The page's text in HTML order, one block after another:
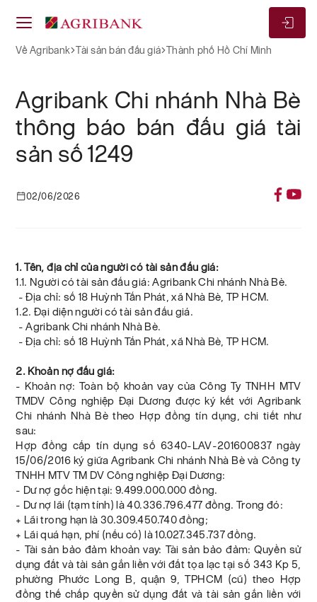
Về Agribank Tài sản bán đấu giá Thành phố Hồ Chí Minh
Agribank Chi nhánh Nhà Bè
thông báo bán đấu giá tài
sản số 1249
02/06/2026
1. Tên, địa chỉ của người có tài sản đấu giá:
1.1. Người có tài sản đấu giá: Agribank Chi nhánh Nhà Bè.
- Địa chỉ: số 18 Huỳnh Tấn Phát, xã Nhà Bè, TP HCM.
1.2. Đại diện người có tài sản đấu giá.
- Agribank Chi nhánh Nhà Bè.
- Địa chỉ: số 18 Huỳnh Tấn Phát, xã Nhà Bè, TP HCM.
2. Khoản nợ đấu giá:
- Khoản nợ: Toàn bộ khoản vay của Công Ty TNHH MTV
TMDV Công nghiệp Đại Dương được ký kết với Agribank
Chi nhánh Nhà Bè theo Hợp đồng tín dụng, chi tiết như
sau:
Hợp đồng cấp tín dụng số 6340-LAV-201600837 ngày
15/06/2016 ký giữa Agribank Chi nhánh Nhà Bè và Công ty
TNHH MTV TM DV Công nghiệp Đại Dương:
- Dư nợ gốc hiện tại: 9.499.000.000 đồng.
- Dư nợ lãi (tạm tính) là 40.336.796.477 đồng. Trong đó:
+ Lãi trong hạn là 30.309.450.740 đồng;
+ Lãi quá hạn, phí (nếu có) là 10.027.345.737 đồng.
- Tài sản bảo đảm khoản vay: Tài sản bảo đảm: Quyền sử
dụng đất và tài sản gắn liền với đất tọa lạc tại số 343 Kp 5,
phường Phước Long B, quận 9, TPHCM (cũ) theo Hợp
đồng thế chấp quyền sử dụng đất và tài sản gắn liền với